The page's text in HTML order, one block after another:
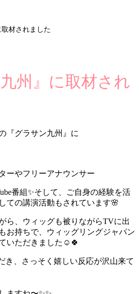
取材されました
州』に取材され
『グラサン九州』に
ーやフリーアナウンサー
番組✨そして、ご自身の経験を活
ての講演活動もされています🌸
ら、ウィッグも被りながらTVに出
お持ちで、ウィッグリングジャパン
いただきました☺️🍀
き、さっそく嬉しい反応が沢山来て